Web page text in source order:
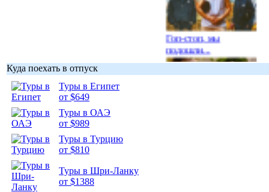
Гоп-стоп, мы
подошли...
Куда поехать в отпуск
Туры в Египет
от $649
Туры в ОАЭ
от $989
Туры в Турцию
от $810
Туры в Шри-Ланку
от $1388